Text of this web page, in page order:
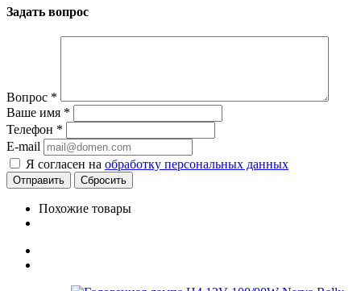
Задать вопрос
Вопрос *
Ваше имя *
Телефон *
E-mail
Я согласен на обработку персональных данных
Сбросить
Похожие товары